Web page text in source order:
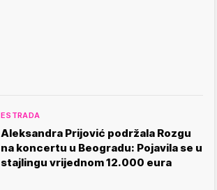
ESTRADA
Aleksandra Prijović podržala Rozgu
na koncertu u Beogradu: Pojavila se u
stajlingu vrijednom 12.000 eura